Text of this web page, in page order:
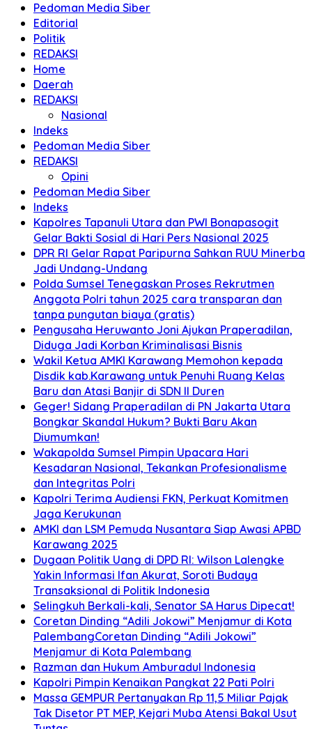
Pedoman Media Siber
Editorial
Politik
REDAKSI
Home
Daerah
REDAKSI
Nasional
Indeks
Pedoman Media Siber
REDAKSI
Opini
Pedoman Media Siber
Indeks
Kapolres Tapanuli Utara dan PWI Bonapasogit
Gelar Bakti Sosial di Hari Pers Nasional 2025
DPR RI Gelar Rapat Paripurna Sahkan RUU Minerba
Jadi Undang-Undang
Polda Sumsel Tenegaskan Proses Rekrutmen
Anggota Polri tahun 2025 cara transparan dan
tanpa pungutan biaya (gratis)
Pengusaha Heruwanto Joni Ajukan Praperadilan,
Diduga Jadi Korban Kriminalisasi Bisnis
Wakil Ketua AMKI Karawang Memohon kepada
Disdik kab.Karawang untuk Penuhi Ruang Kelas
Baru dan Atasi Banjir di SDN II Duren
Geger! Sidang Praperadilan di PN Jakarta Utara
Bongkar Skandal Hukum? Bukti Baru Akan
Diumumkan!
Wakapolda Sumsel Pimpin Upacara Hari
Kesadaran Nasional, Tekankan Profesionalisme
dan Integritas Polri
Kapolri Terima Audiensi FKN, Perkuat Komitmen
Jaga Kerukunan
AMKI dan LSM Pemuda Nusantara Siap Awasi APBD
Karawang 2025
Dugaan Politik Uang di DPD RI: Wilson Lalengke
Yakin Informasi Ifan Akurat, Soroti Budaya
Transaksional di Politik Indonesia
Selingkuh Berkali-kali, Senator SA Harus Dipecat!
Coretan Dinding “Adili Jokowi” Menjamur di Kota
PalembangCoretan Dinding “Adili Jokowi”
Menjamur di Kota Palembang
Razman dan Hukum Amburadul Indonesia
Kapolri Pimpin Kenaikan Pangkat 22 Pati Polri
Massa GEMPUR Pertanyakan Rp 11,5 Miliar Pajak
Tak Disetor PT MEP, Kejari Muba Atensi Bakal Usut